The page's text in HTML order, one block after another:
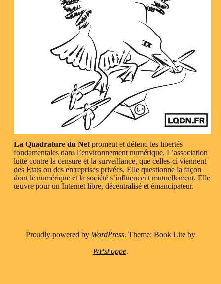
La Quadrature du Netpromeut et défend les libertés
fondamentales dans l’environnement numérique. L’association
lutte contre la censure et la surveillance, que celles-ci viennent
des États ou des entreprises privées. Elle questionne la façon
dont le numérique et la société s’influencent mutuellement. Elle
œuvre pour un Internet libre, décentralisé et émancipateur.
Proudly powered by WordPress. Theme: Book Lite by
WPshoppe.